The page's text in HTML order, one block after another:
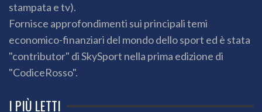
stampata e tv).
Fornisce approfondimenti sui principali temi
economico-finanziari del mondo dello sport ed è stata
"contributor" di SkySport nella prima edizione di
"CodiceRosso".
I PIÙ LETTI